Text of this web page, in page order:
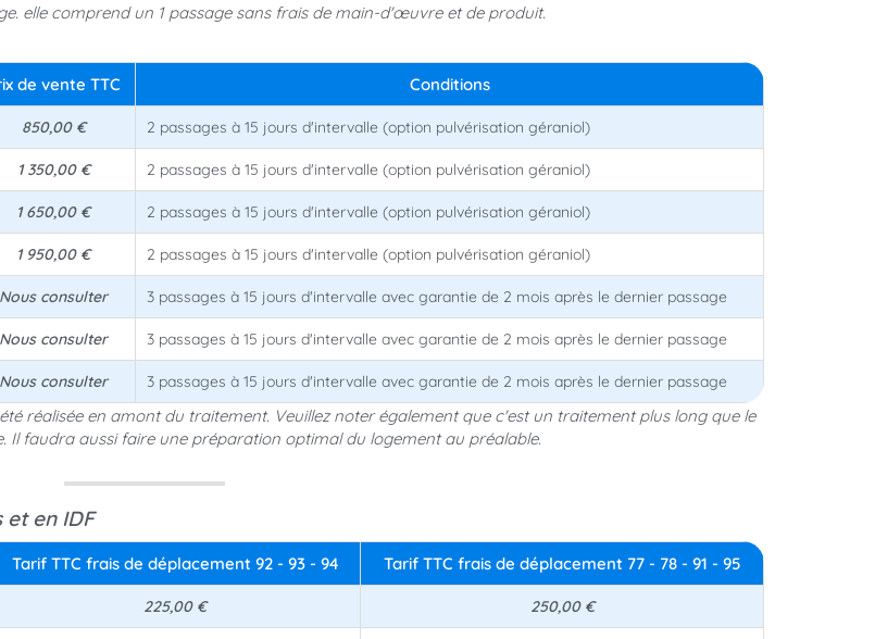
elle comprend un 1 passage sans frais de main-d'œuvre et de produit.
de vente TTC Conditions
850,00 € 2 passages à 15 jours d'intervalle (option pulvérisation géraniol)
1 350,00 € 2 passages à 15 jours d'intervalle (option pulvérisation géraniol)
1 650,00 € 2 passages à 15 jours d'intervalle (option pulvérisation géraniol)
1 950,00 € 2 passages à 15 jours d'intervalle (option pulvérisation géraniol)
Nous consulter 3 passages à 15 jours d'intervalle avec garantie de 2 mois après le dernier passage
Nous consulter 3 passages à 15 jours d'intervalle avec garantie de 2 mois après le dernier passage
Nous consulter 3 passages à 15 jours d'intervalle avec garantie de 2 mois après le dernier passage
réalisée en amont du traitement. Veuillez noter également que c'est un traitement plus long que le
faudra aussi faire une préparation optimal du logement au préalable.
en IDF
Tarif TTC frais de déplacement 92 - 93 - 94 Tarif TTC frais de déplacement 77 - 78 - 91 - 95
225,00 € 250,00 €